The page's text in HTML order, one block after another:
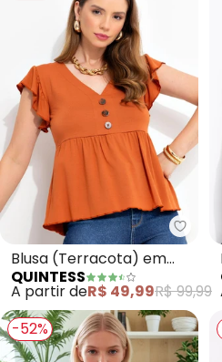
Blusa (Terracota) em
Malha de Viscose com
Elastano
QUINTESS
A partir deR$ 49,99R$ 99,99
-52%